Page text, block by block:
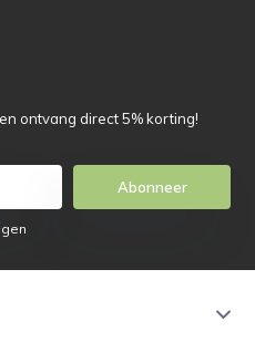
ontvang direct 5% korting!
Abonneer